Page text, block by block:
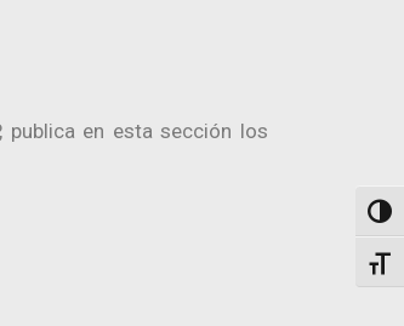
publica en esta sección los